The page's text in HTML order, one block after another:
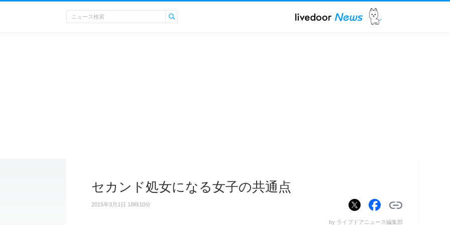
セカンド処女になる女子の共通点
2015年3月1日 18時10分
by ライブドアニュース編集部